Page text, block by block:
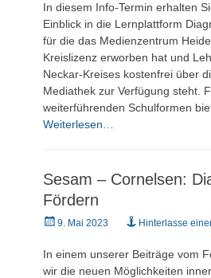
In diesem Info-Termin erhalten
Einblick in die Lernplattform
für die das Medienzentrum
Kreislizenz erworben hat und
Neckar-Kreises kostenfrei über
Mediathek zur Verfügung steht.
weiterführenden Schulformen
Weiterlesen…
Sesam – Cornelsen:
Fördern
Veröffentlicht
9. Mai 2023 Hinterlasse
In einem unserer Beiträge vom
wir die neuen Möglichkeiten